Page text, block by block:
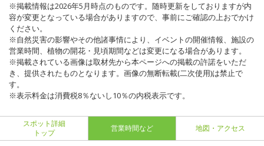
※掲載情報は2026年5月時点のものです。随時更新をしておりますが内
容が変更となっている場合がありますので、事前にご確認の上おでかけ
ください。
※自然災害の影響やその他諸事情により、イベントの開催情報、施設の
営業時間、植物の開花・見頃期間などは変更になる場合があります。
※掲載されている画像は取材先から本ページへの掲載の許諾をいただ
き、提供されたものとなります。画像の無断転載(二次使用)は禁止で
す。
※表示料金は消費税8％ないし10％の内税表示です。
スポット詳細
トップ
営業時間など 地図・アクセス